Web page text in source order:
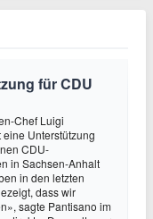
für CDU
Chef Luigi
Unterstützung
CDU-
in Sachsen-Anhalt
in den letzten
dass wir
sagte Pantisano im